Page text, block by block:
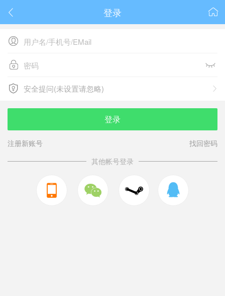
 
登录

 
 
安全提问(未设置请忽略)
安全提问(未设置请忽略)
登录
注册新账号
找回密码
其他帐号登录
  